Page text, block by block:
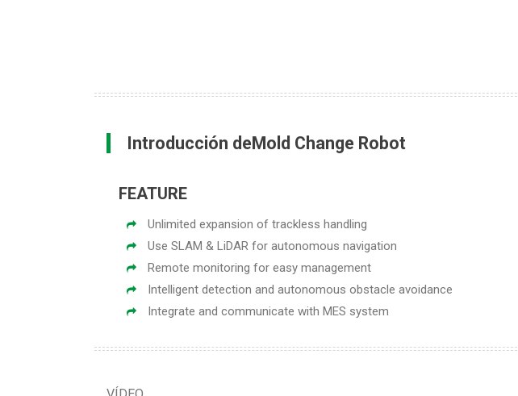
Introducción deMold Change Robot
FEATURE
Unlimited expansion of trackless handling
Use SLAM & LiDAR for autonomous navigation
Remote monitoring for easy management
Intelligent detection and autonomous obstacle avoidance
Integrate and communicate with MES system